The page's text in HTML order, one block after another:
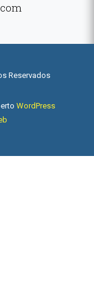
Reservados
WordPress